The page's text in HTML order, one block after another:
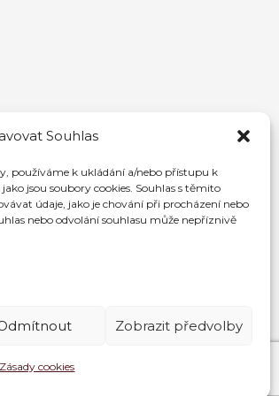
Souhlas
používáme k ukládání a/nebo přístupu k
jsou soubory cookies. Souhlas s těmito
údaje, jako je chování při procházení nebo
nebo odvolání souhlasu může nepříznivě
Zobrazit předvolby
Zásady cookies